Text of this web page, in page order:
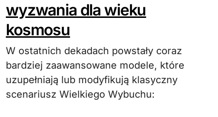
wyzwania dla wieku
kosmosu
W ostatnich dekadach powstały coraz
bardziej zaawansowane modele, które
uzupełniają lub modyfikują klasyczny
scenariusz Wielkiego Wybuchu: